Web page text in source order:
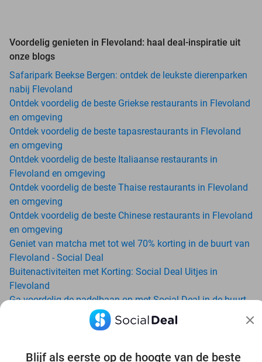
Blijf als eerste op de hoogte van de beste
Voordelig genieten in Flevoland: haal deal-inspiratie uit
onze blogs
Safaripark Beekse Bergen: ontdek de leukste dierenparken
nabij Flevoland
Ontdek voordelig de beste Griekse restaurants in Flevoland
en omgeving
Ontdek voordelig de beste tapasrestaurants in Flevoland
en omgeving
Ontdek voordelig de beste Italiaanse restaurants in
Flevoland en omgeving
Ontdek voordelig de beste Thaise restaurants in Flevoland
en omgeving
Ontdek voordelig de beste Chinese restaurants in Flevoland
en omgeving
Geniet van matcha met tot wel 70% korting in de buurt van
Flevoland - Social Deal
Buitenactiviteiten met Korting: Social Deal Uitjes in
Flevoland
Ga voordelig de padelbaan op met Social Deal in de buurt
Geniet van je vakantie in Flevoland in Nederland met
Ontdek voordelig Pilates in Flevoland - Social Deal